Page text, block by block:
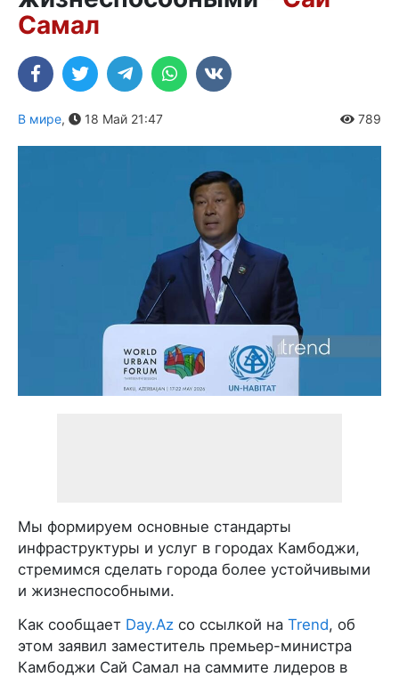
Самал
В мире, 18 Май 21:47 789
Мы формируем основные стандарты
инфраструктуры и услуг в городах Камбоджи,
стремимся сделать города более устойчивыми
и жизнеспособными.
Как сообщает Day.Az со ссылкой на Trend, об
этом заявил заместитель премьер-министра
Камбоджи Сай Самал на саммите лидеров в